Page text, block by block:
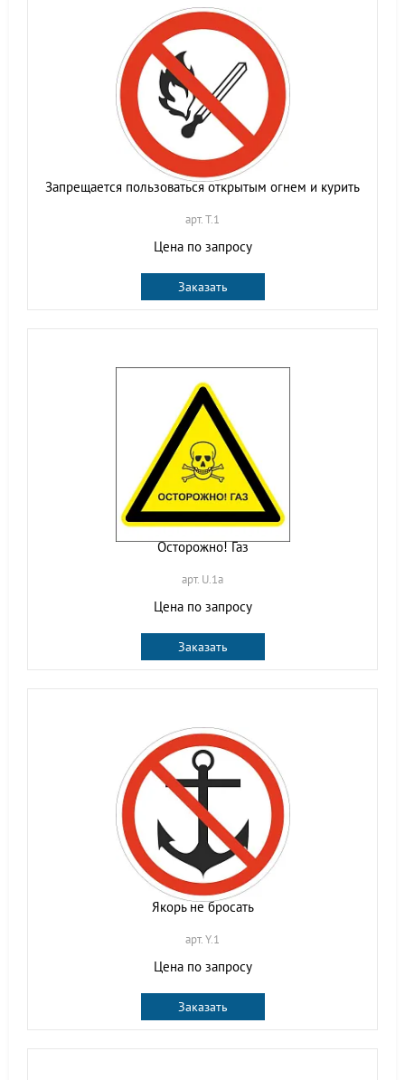
Запрещается пользоваться открытым огнем и курить
арт. T.1
Цена по запросу
Заказать
Осторожно! Газ
арт. U.1a
Цена по запросу
Заказать
Якорь не бросать
арт. Y.1
Цена по запросу
Заказать